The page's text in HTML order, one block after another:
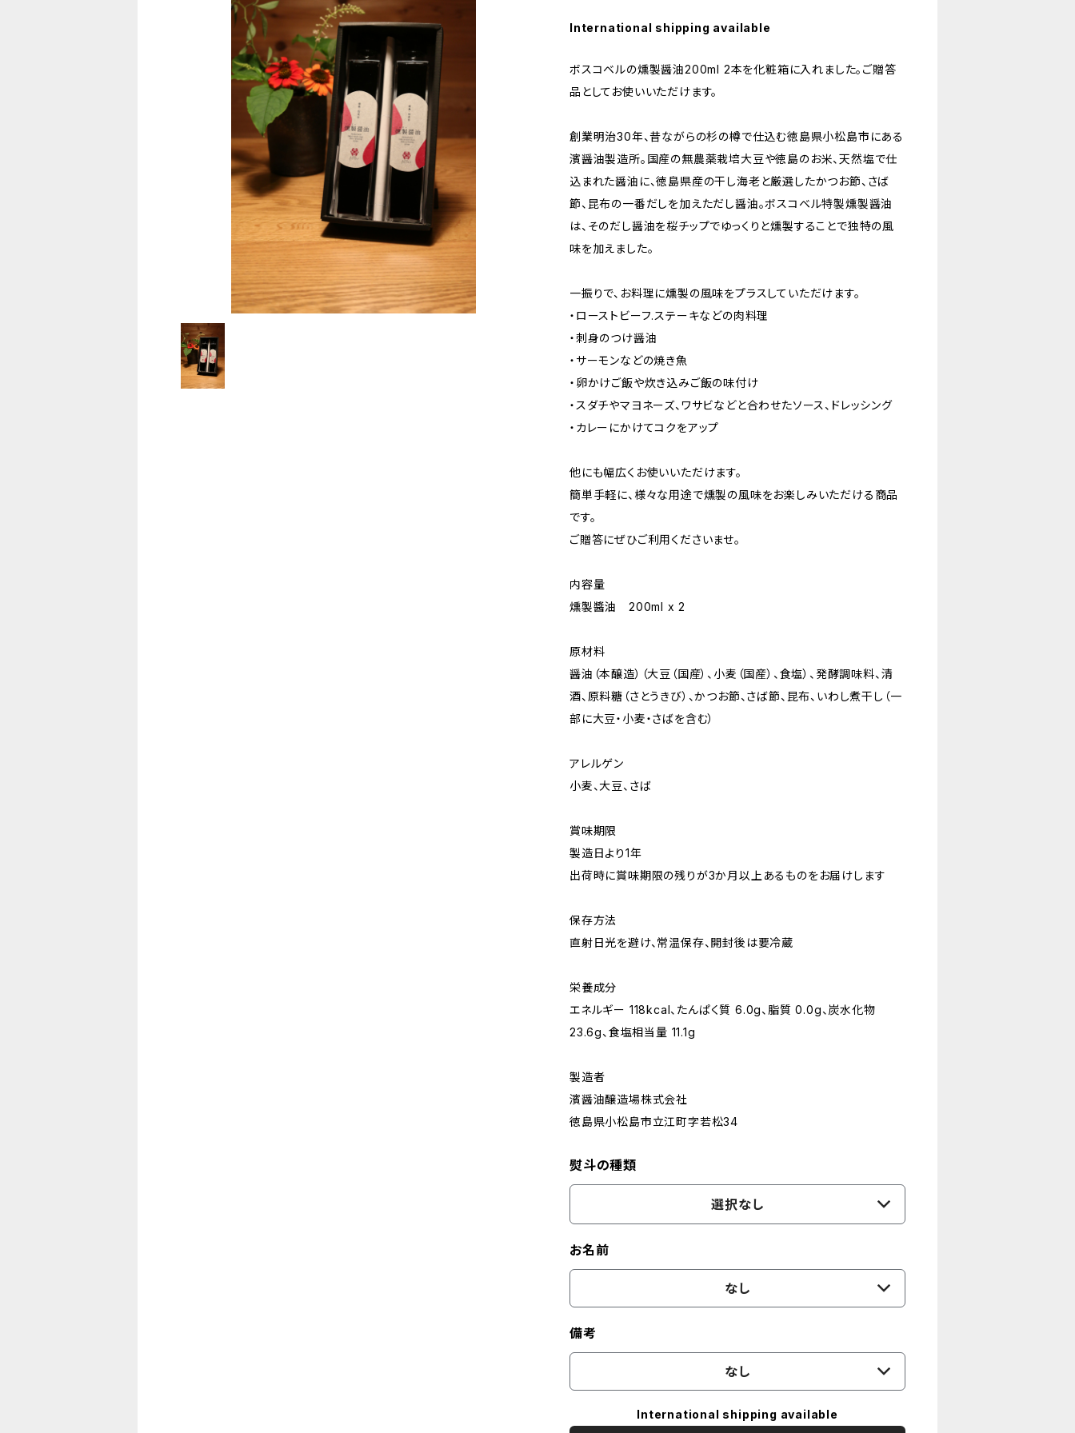
International shipping available
ボスコベルの燻製醤油200ml 2本を化粧箱に入れました。ご贈答
品としてお使いいただけます。
創業明治30年、昔ながらの杉の樽で仕込む徳島県小松島市にある
濱醤油製造所。国産の無農薬栽培大豆や徳島のお米、天然塩で仕
込まれた醤油に、徳島県産の干し海老と厳選したかつお節、さば
節、昆布の一番だしを加えただし醤油。ボスコベル特製燻製醤油
は、そのだし醤油を桜チップでゆっくりと燻製することで独特の風
味を加えました。
一振りで、お料理に燻製の風味をプラスしていただけます。
・ローストビーフ.ステーキなどの肉料理
・刺身のつけ醤油
・サーモンなどの焼き魚
・卵かけご飯や炊き込みご飯の味付け
・スダチやマヨネーズ、ワサビなどと合わせたソース、ドレッシング
・カレーにかけてコクをアップ
他にも幅広くお使いいただけます。
簡単手軽に、様々な用途で燻製の風味をお楽しみいただける商品
です。
ご贈答にぜひご利用くださいませ。
内容量
燻製醬油 200ml x 2
原材料
醤油（本醸造）（大豆（国産）、小麦（国産）、食塩）、発酵調味料、清
酒、原料糖（さとうきび）、かつお節、さば節、昆布、いわし煮干し（一
部に大豆・小麦・さばを含む）
アレルゲン
小麦、大豆、さば
賞味期限
製造日より1年
出荷時に賞味期限の残りが3か月以上あるものをお届けします
保存方法
直射日光を避け、常温保存、開封後は要冷蔵
栄養成分
エネルギー 118kcal、たんぱく質 6.0g、脂質 0.0g、炭水化物
23.6g、食塩相当量 11.1g
製造者
濱醤油醸造場株式会社
徳島県小松島市立江町字若松34
熨斗の種類
選択なし
お名前
なし
備考
なし
International shipping available